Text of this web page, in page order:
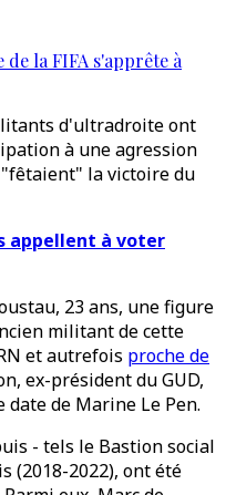
la FIFA s'apprête à
d'ultradroite ont
à une agression
la victoire du
appellent à voter
23 ans, une figure
militant de cette
et autrefois proche de
ex-président du GUD,
de Marine Le Pen.
- tels le Bastion social
(2018-2022), ont été